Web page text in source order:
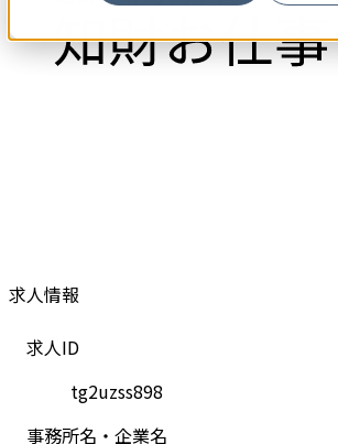
求人情報
求人ID
tg2uzss898
事務所名・企業名